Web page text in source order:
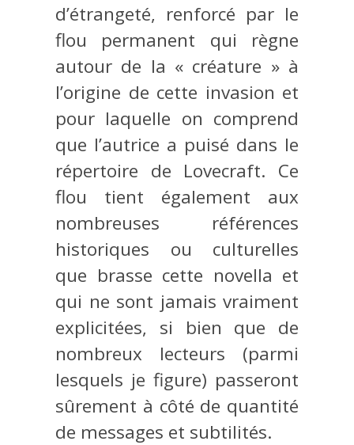
d’étrangeté, renforcé par le
flou permanent qui règne
autour de la « créature » à
l’origine de cette invasion et
pour laquelle on comprend
que l’autrice a puisé dans le
répertoire de Lovecraft. Ce
flou tient également aux
nombreuses références
historiques ou culturelles
que brasse cette novella et
qui ne sont jamais vraiment
explicitées, si bien que de
nombreux lecteurs (parmi
lesquels je figure) passeront
sûrement à côté de quantité
de messages et subtilités.